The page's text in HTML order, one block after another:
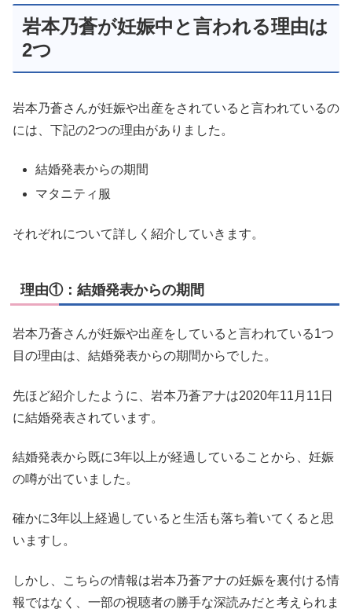
岩本乃蒼が妊娠中と言われる理由は
2つ
岩本乃蒼さんが妊娠や出産をされていると言われているの
には、下記の2つの理由がありました。
結婚発表からの期間
マタニティ服
それぞれについて詳しく紹介していきます。
理由①：結婚発表からの期間
岩本乃蒼さんが妊娠や出産をしていると言われている1つ
目の理由は、結婚発表からの期間からでした。
先ほど紹介したように、岩本乃蒼アナは2020年11月11日
に結婚発表されています。
結婚発表から既に3年以上が経過していることから、妊娠
の噂が出ていました。
確かに3年以上経過していると生活も落ち着いてくると思
いますし。
しかし、こちらの情報は岩本乃蒼アナの妊娠を裏付ける情
報ではなく、一部の視聴者の勝手な深読みだと考えられま